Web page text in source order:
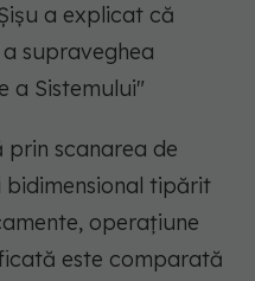
a explicat că
supraveghea
a Sistemului"
prin scanarea de
tipărit
operațiune
este comparată